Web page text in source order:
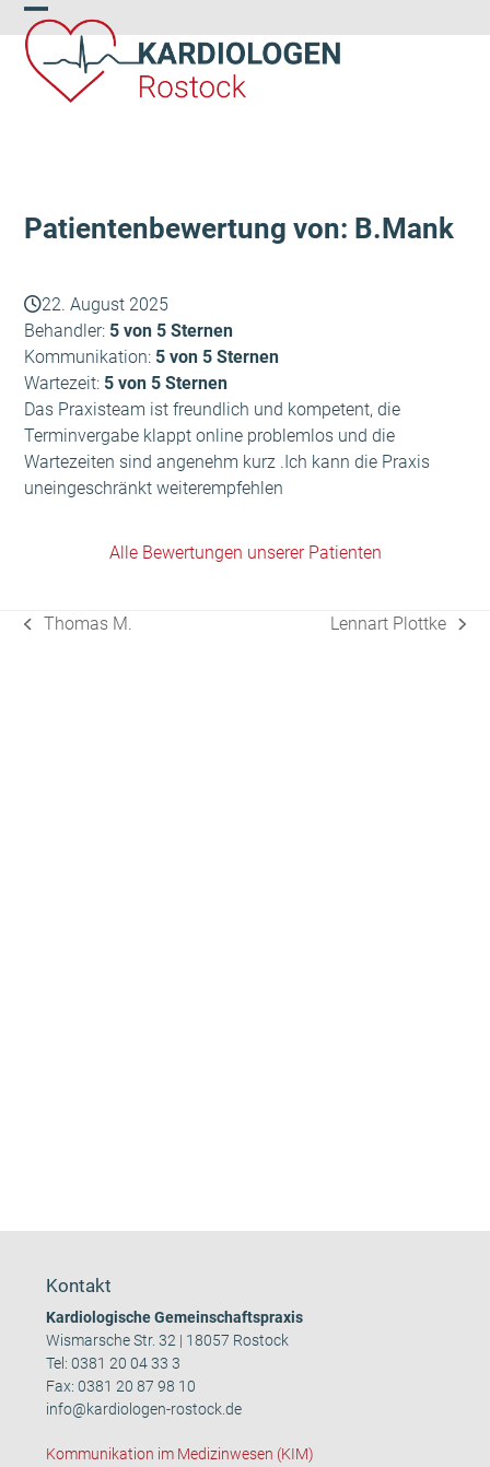
Skip
to
content
Open
mobile
menu
Close
mobile
menu
Patientenbewertung von: B.Mank
22. August 2025
Behandler: 5 von 5 Sternen
Kommunikation: 5 von 5 Sternen
Wartezeit: 5 von 5 Sternen
Das Praxisteam ist freundlich und kompetent, die
Terminvergabe klappt online problemlos und die
Wartezeiten sind angenehm kurz .Ich kann die Praxis
uneingeschränkt weiterempfehlen
Alle Bewertungen unserer Patienten
vorheriger
Thomas M.
Nächster
Lennart Plottke
Kontakt
Kardiologische Gemeinschaftspraxis
Wismarsche Str. 32 | 18057 Rostock
Tel:0381 20 04 33 3
Fax: 0381 20 87 98 10
info@kardiologen-rostock.de
Kommunikation im Medizinwesen (KIM)